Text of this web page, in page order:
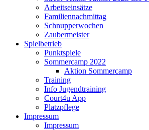
Arbeitseinsätze
Familiennachmittag
Schnupperwochen
Zaubermeister
Spielbetrieb
Punktspiele
Sommercamp 2022
Aktion Sommercamp
Training
Info Jugendtraining
Court4u App
Platzpflege
Impressum
Impressum